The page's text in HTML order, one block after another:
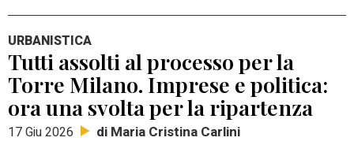
URBANISTICA
Tutti assolti al processo per la
Torre Milano. Imprese e politica:
ora una svolta per la ripartenza
17 Giu 2026 di Maria Cristina Carlini